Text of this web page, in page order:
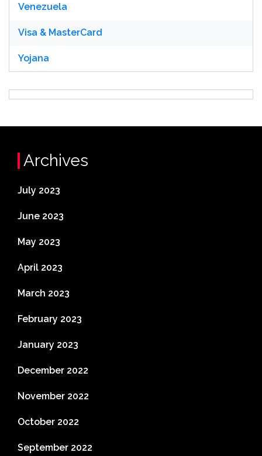
Venezuela
Visa & MasterCard
Yojana
Archives
July 2023
June 2023
May 2023
April 2023
March 2023
February 2023
January 2023
December 2022
November 2022
October 2022
September 2022